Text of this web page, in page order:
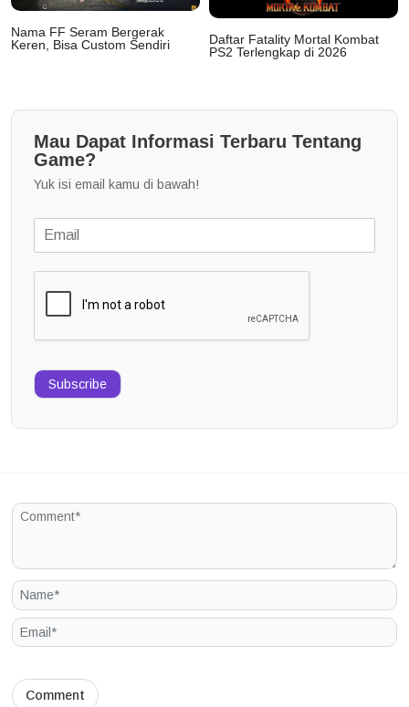
Nama FF Seram Bergerak
Keren, Bisa Custom Sendiri
Daftar Fatality Mortal Kombat
PS2 Terlengkap di 2026
Mau Dapat Informasi Terbaru Tentang
Game?
Yuk isi email kamu di bawah!
Subscribe